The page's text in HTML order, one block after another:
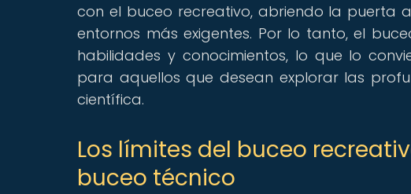
con el buceo recreativo, abriendo la puerta
entornos más exigentes. Por lo tanto, el
habilidades y conocimientos, lo que lo
para aquellos que desean explorar las
científica.
Los límites del buceo
buceo técnico